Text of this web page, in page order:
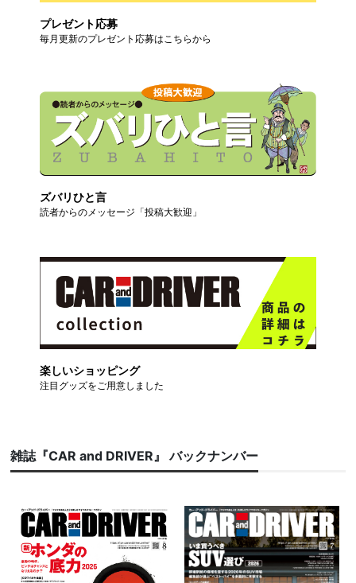
プレゼント応募
毎月更新のプレゼント応募はこちらから
ズバリひと言
読者からのメッセージ「投稿大歓迎」
楽しいショッピング
注目グッズをご用意しました
雑誌『CAR and DRIVER』 バックナンバー